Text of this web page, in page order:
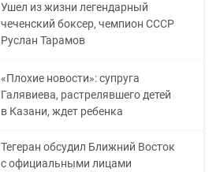
Ушел из жизни легендарный
чеченский боксер, чемпион СССР
Руслан Тарамов
«Плохие новости»: супруга
Галявиева, растрелявшего детей
в Казани, ждет ребенка
Тегеран обсудил Ближний Восток
с официальными лицами